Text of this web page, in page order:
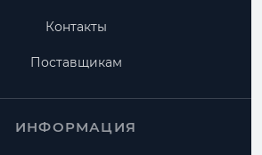
Контакты
Поставщикам
ИНФОРМАЦИЯ